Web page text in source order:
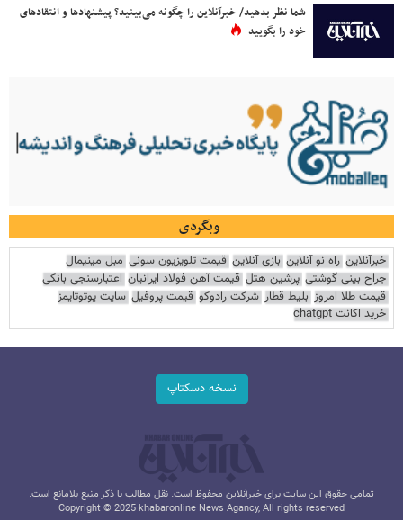
شما نظر بدهید/ خبرآنلاین را چگونه می‌بینید؟ پیشنهادها و انتقادهای
خود را بگویید
وبگردی
خبرآنلاین راه نو آنلاین بازی آنلاین قیمت تلویزیون سونی مبل مینیمال
جراح بینی گوشتی پرشین هتل قیمت آهن فولاد ایرانیان اعتبارسنجی بانکی
قیمت طلا امروز بلیط قطار شرکت رادوکو قیمت پروفیل سایت یوتوتایمز
خرید اکانت chatgpt
نسخه دسکتاپ
تمامی حقوق این سایت برای خبرآنلاین محفوظ است. نقل مطالب با ذکر منبع بلامانع است.
Copyright © 2025 khabaronline News Agancy, All rights reserved